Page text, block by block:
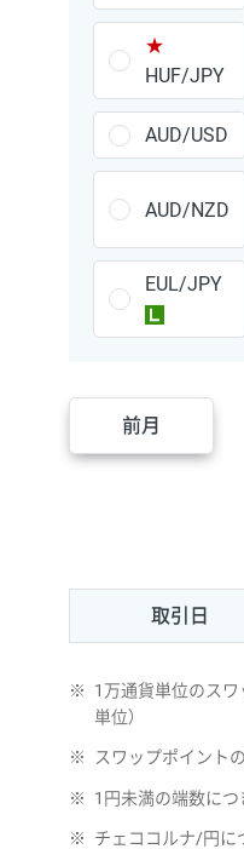
NZD/JPY
CAD/JPY
CHF/JPY
PLN/JPY
HUF/JPY
ZAR/JPY
MXN/JPY
AUD/USD
EUR/AUD
★
HUF/JPY
AUD/USD
AUD/NZD
EUL/JPY
前月
取引日
※
1万通貨単位のス
単位）
※ スワップポイント
※ 1円未満の端数につ
※ チェココルナ/円に